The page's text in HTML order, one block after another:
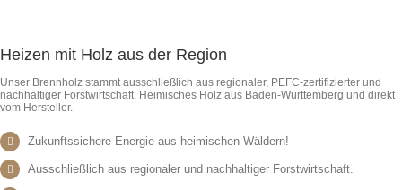
Heizen mit Holz aus der Region
Unser Brennholz stammt ausschließlich aus regionaler, PEFC-zertifizierter und
nachhaltiger Forstwirtschaft. Heimisches Holz aus Baden-Württemberg und direkt
vom Hersteller.
Zukunftssichere Energie aus heimischen Wäldern!
Ausschließlich aus regionaler und nachhaltiger Forstwirtschaft.